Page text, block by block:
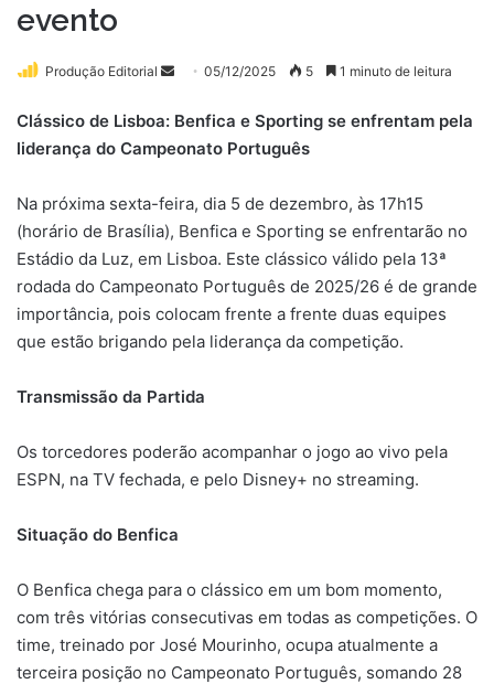
evento
Produção Editorial
Mande
e-
mail
05/12/2025 5 1 minuto de leitura
Clássico de Lisboa: Benfica e Sporting se enfrentam pela
liderança do Campeonato Português
Na próxima sexta-feira, dia 5 de dezembro, às 17h15
(horário de Brasília), Benfica e Sporting se enfrentarão no
Estádio da Luz, em Lisboa. Este clássico válido pela 13ª
rodada do Campeonato Português de 2025/26 é de grande
importância, pois colocam frente a frente duas equipes
que estão brigando pela liderança da competição.
Transmissão da Partida
Os torcedores poderão acompanhar o jogo ao vivo pela
ESPN, na TV fechada, e pelo Disney+ no streaming.
Situação do Benfica
O Benfica chega para o clássico em um bom momento,
com três vitórias consecutivas em todas as competições. O
time, treinado por José Mourinho, ocupa atualmente a
terceira posição no Campeonato Português, somando 28